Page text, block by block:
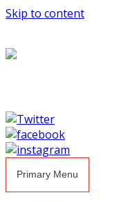
Skip to content
Primary Menu